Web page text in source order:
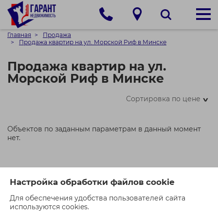
Настройка обработки файлов cookie
Для обеспечения удобства пользователей сайта
используются cookies.
Главная
Продажа
Продажа квартир на ул. Морской Риф в Минске
Продажа квартир на ул.
Морской Риф в Минске
Сортировка по цене>
Объектов по заданным параметрам в данный момент
нет.